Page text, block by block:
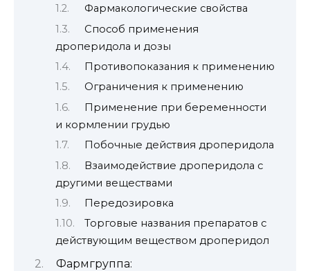
Фармакологические свойства
Способ применения
дроперидола и дозы
Противопоказания к применению
Ограничения к применению
Применение при беременности
и кормлении грудью
Побочные действия дроперидола
Взаимодействие дроперидола с
другими веществами
Передозировка
Торговые названия препаратов с
действующим веществом дроперидол
Фармгруппа: